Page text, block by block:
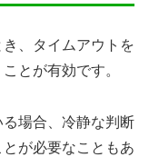
、タイムアウトを
とが有効です。
場合、冷静な判断
が必要なこともあ